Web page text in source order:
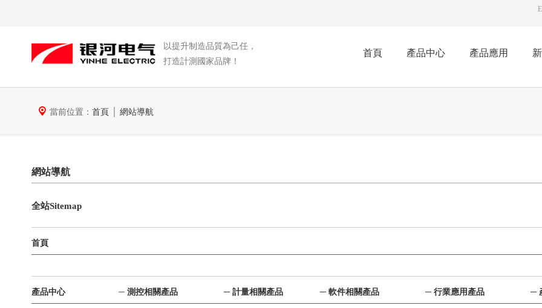
以提升制造品質為己任，
打造計測國家品牌！
首頁 產品中心 產品應用
當前位置： 首頁 網站導航
網站導航
全站Sitemap
首頁
產品中心 ─ 測控相關產品 ─ 計量相關產品 ─ 軟件相關產品 ─ 行業應用產品 ─